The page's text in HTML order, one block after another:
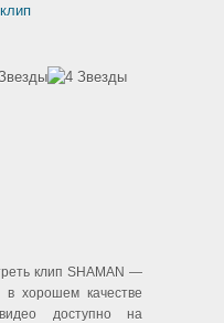
клип SHAMAN —
хорошем качестве
доступно на